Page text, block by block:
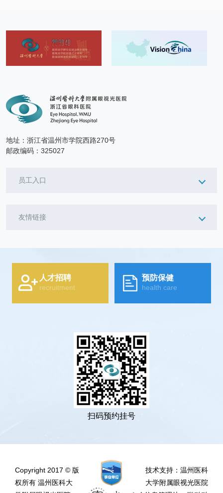
地址：浙江省温州市学院西路270号
邮政编码：325027
员工入口
友情链接
人才招聘
recruitment
预防保健
health care
扫码预约挂号
Copyright 2017 © 版
权所有 温州医科大
技术支持：温州医科
大学附属眼视光医院